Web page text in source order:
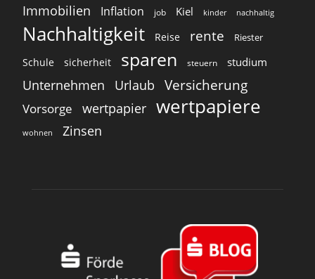
Immobilien Inflation job Kiel kinder nachhaltig
Nachhaltigkeit Reise rente Riester
Schule sicherheit sparen steuern studium
Unternehmen Urlaub Versicherung
Vorsorge wertpapier wertpapiere
wohnen Zinsen